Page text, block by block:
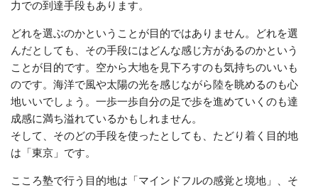
力での到達手段もあります。
どれを選ぶのかということが目的ではありません。どれを選
んだとしても、その手段にはどんな感じ方があるのかという
ことが目的です。空から大地を見下ろすのも気持ちのいいも
のです。海洋で風や太陽の光を感じながら陸を眺めるのも心
地いいでしょう。一歩一歩自分の足で歩を進めていくのも達
成感に満ち溢れているかもしれません。
そして、そのどの手段を使ったとしても、たどり着く目的地
は「東京」です。
こころ塾で行う目的地は「マインドフルの感覚と境地」、そ